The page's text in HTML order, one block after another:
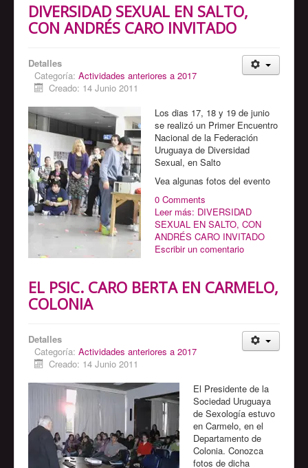
DIVERSIDAD SEXUAL EN SALTO,
CON ANDRÉS CARO INVITADO
Detalles
Categoría: Actividades anteriores a 2017
Creado: 14 Junio 2011
Los dias 17, 18 y 19 de junio
se realizó un Primer Encuentro
Nacional de la Federación
Uruguaya de Diversidad
Sexual, en Salto
Vea algunas fotos del evento
0 Comments
Leer más: DIVERSIDAD
SEXUAL EN SALTO, CON
ANDRÉS CARO INVITADO
Escribir un comentario
EL PSIC. CARO BERTA EN CARMELO,
COLONIA
Detalles
Categoría: Actividades anteriores a 2017
Creado: 14 Junio 2011
El Presidente de la
Sociedad Uruguaya
de Sexología estuvo
en Carmelo, en el
Departamento de
Colonia. Conozca
fotos de dicha